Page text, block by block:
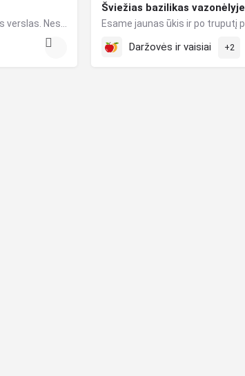
Šviežias bazilikas vazonėlyje
Daržovės ir vaisiai +2